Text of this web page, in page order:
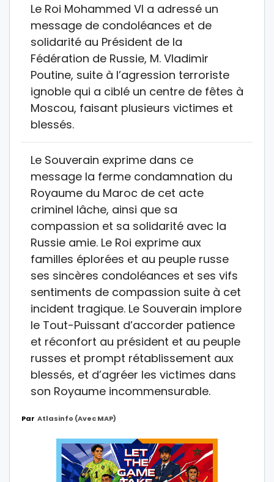
Le Roi Mohammed VI a adressé un
message de condoléances et de
solidarité au Président de la
Fédération de Russie, M. Vladimir
Poutine, suite à l’agression terroriste
ignoble qui a ciblé un centre de fêtes à
Moscou, faisant plusieurs victimes et
blessés.
Le Souverain exprime dans ce
message la ferme condamnation du
Royaume du Maroc de cet acte
criminel lâche, ainsi que sa
compassion et sa solidarité avec la
Russie amie. Le Roi exprime aux
familles éplorées et au peuple russe
ses sincères condoléances et ses vifs
sentiments de compassion suite à cet
incident tragique. Le Souverain implore
le Tout-Puissant d’accorder patience
et réconfort au président et au peuple
russes et prompt rétablissement aux
blessés, et d’agréer les victimes dans
son Royaume incommensurable.
Par Atlasinfo (avec MAP)